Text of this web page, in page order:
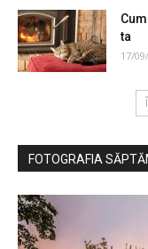
ta
17/
FOTOGRAFIA